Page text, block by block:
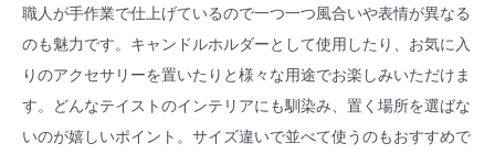
職人が手作業で仕上げているので一つ一つ風合いや表情が異なる
のも魅力です。キャンドルホルダーとして使用したり、お気に入
りのアクセサリーを置いたりと様々な用途でお楽しみいただけま
す。どんなテイストのインテリアにも馴染み、置く場所を選ばな
いのが嬉しいポイント。サイズ違いで並べて使うのもおすすめで